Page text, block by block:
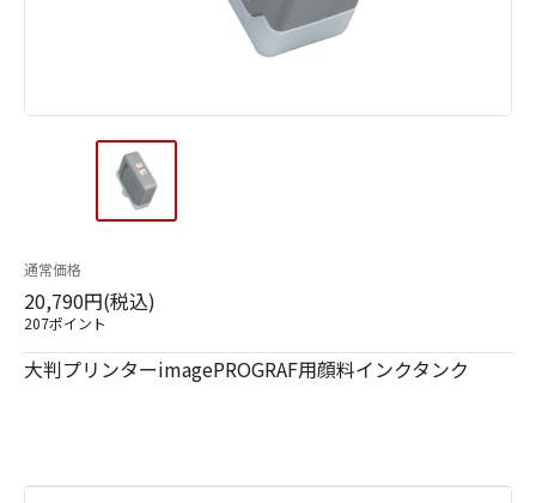
通常価格
20,790円(税込)
207ポイント
大判プリンターimagePROGRAF用顔料インクタンク